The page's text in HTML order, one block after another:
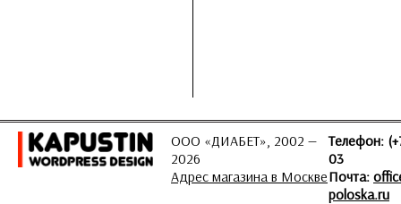
ООО «ДИАБЕТ», 2002 —
2026
Адрес магазина в Москве
Телефон:
03
Почта:
poloska.ru